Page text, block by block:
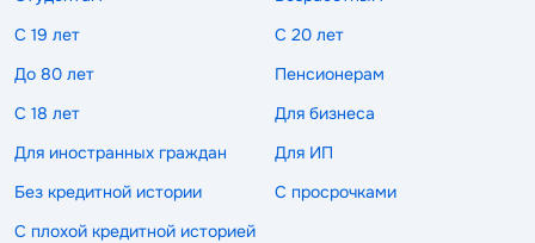
С 19 лет
С 20 лет
До 80 лет
Пенсионерам
С 18 лет
Для бизнеса
Для иностранных граждан
Для ИП
Без кредитной истории
С просрочками
С плохой кредитной историей